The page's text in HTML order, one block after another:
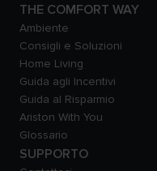
THE COMFORT WAY
Ambiente
Consigli e Soluzioni
Home Living
Guida agli Incentivi
Guida al Risparmio
Ariston With You
Glossario
SUPPORTO